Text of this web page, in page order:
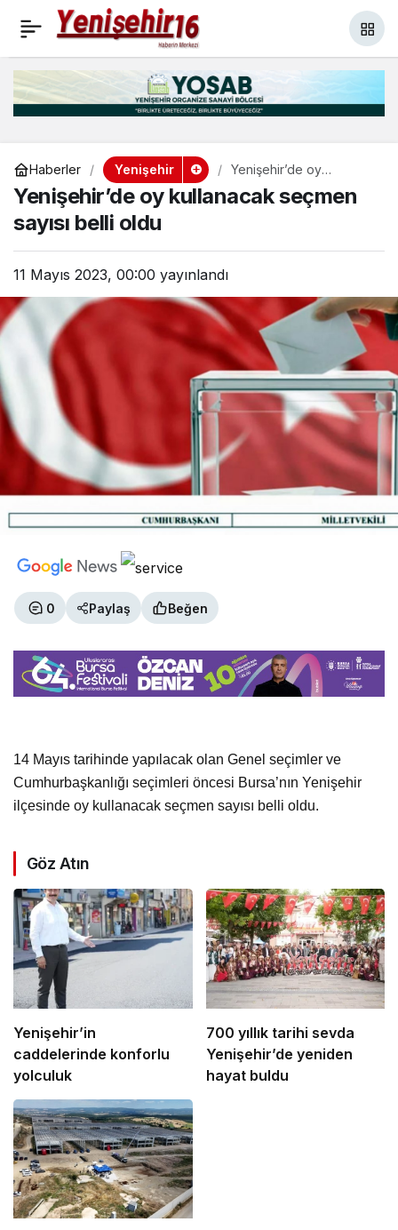
Haberler Yenişehir
Yenişehir’de oy
sayısı belli oldu
Yenişehir’de oy kullanacak seçmen
sayısı belli oldu
11 Mayıs 2023, 00:00 yayınlandı
0 Paylaş Beğen
14 Mayıs tarihinde yapılacak olan Genel seçimler ve
Cumhurbaşkanlığı seçimleri öncesi Bursa’nın Yenişehir
ilçesinde oy kullanacak seçmen sayısı belli oldu.
Göz Atın
Yenişehir’in
caddelerinde konforlu
yolculuk
700 yıllık tarihi sevda
Yenişehir’de yeniden
hayat buldu
Doğalgaz Meşale Yakma
Töreni gerçekleştirildi
Paylaş